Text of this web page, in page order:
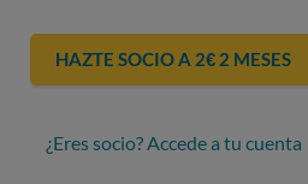
HAZTE SOCIO A 2€ 2 MESES
¿Eres socio? Accede a tu cuenta